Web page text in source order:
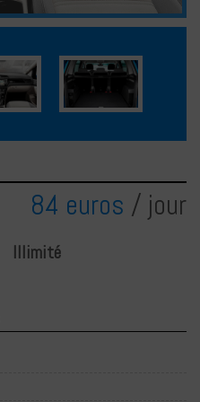
Deutsch
84 euros / jour
Illimité